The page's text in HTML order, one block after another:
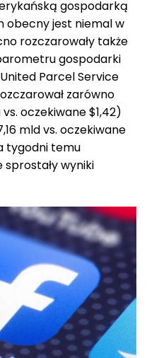
gospodarką
obecny jest niemal w
rozczarowały także
gospodarki
Parcel Service
zarówno
oczekiwane $1,42)
mld vs. oczekiwane
tygodni temu
wyniki